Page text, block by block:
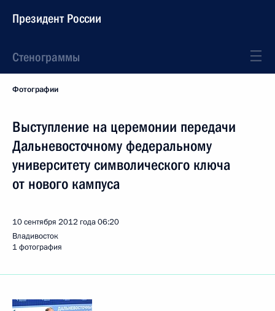
Президент России
Стенограммы
Фотографии
Выступление на церемонии передачи
Дальневосточному федеральному
университету символического ключа
от нового кампуса
10 сентября 2012 года06:20
Владивосток
1 фотография